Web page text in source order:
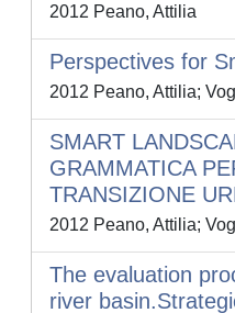
2012 Peano, Attilia
Perspectives for
2012 Peano, Attilia;
SMART
GRAMMATICA
TRANSIZIONE
2012 Peano, Attilia;
The evaluation
river